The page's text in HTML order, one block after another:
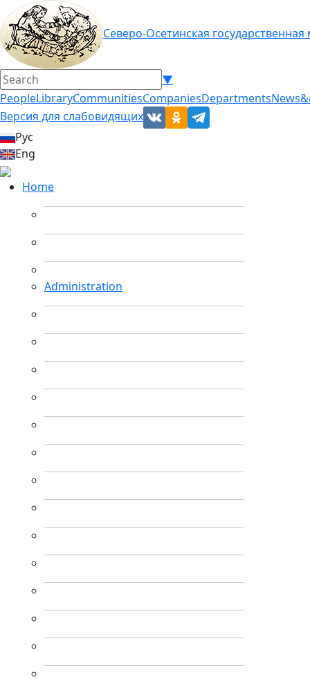
Северо-Осетинская
▼
PeopleLibraryCommunitiesCompaniesDepartments
Версия для слабовидящих
Рус
Eng
Home
Administration